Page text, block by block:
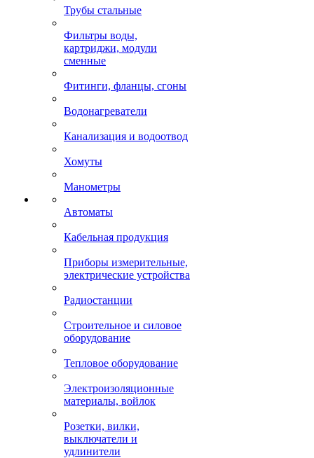
Трубы стальные
Фильтры воды,
картриджи, модули
сменные
Фитинги, фланцы, сгоны
Водонагреватели
Канализация и водоотвод
Хомуты
Манометры
Автоматы
Кабельная продукция
Приборы измерительные,
электрические устройства
Радиостанции
Строительное и силовое
оборудование
Тепловое оборудование
Электроизоляционные
материалы, войлок
Розетки, вилки,
выключатели и
удлинители